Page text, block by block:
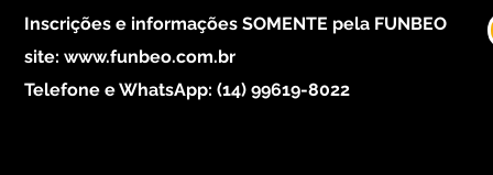
Inscrições e informações SOMENTE pela FUNBEO
site: www.funbeo.com.br
Telefone e WhatsApp: (14) 99619-8022